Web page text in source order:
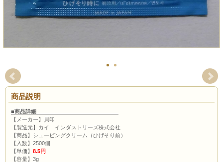
商品説明
■商品詳細
【メーカー】貝印
【製造元】カイ インダストリーズ株式会社
【商品】シェービングクリーム（ひげそり前）
【入数】2500個
【単価】 8.5円
【容量】3g